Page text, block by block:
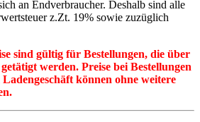
an Endverbraucher. Deshalb sind alle
z.Zt. 19% sowie zuzüglich
sind gültig für Bestellungen, die über
werden. Preise bei Bestellungen
können ohne weitere